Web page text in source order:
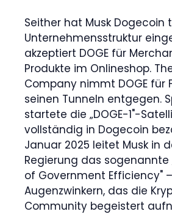
Seither hat Musk Dogecoin
Unternehmensstruktur
akzeptiert DOGE für
Produkte im Onlineshop.
Company nimmt DOGE für
seinen Tunneln entgegen.
startete die „DOGE-1"-
vollständig in Dogecoin
Januar 2025 leitet Musk in
Regierung das sogenannte
of Government Efficiency" –
Augenzwinkern, das die
Community begeistert